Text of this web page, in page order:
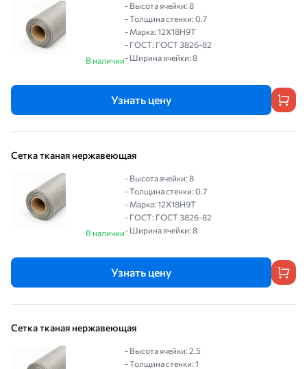
В наличии
- Высота ячейки: 8
- Толщина стенки: 0.7
- Марка: 12Х18Н9Т
- ГОСТ: ГОСТ 3826-82
- Ширина ячейки: 8
Узнать цену
Сетка тканая нержавеющая
В наличии
- Высота ячейки: 8
- Толщина стенки: 0.7
- Марка: 12Х18Н9Т
- ГОСТ: ГОСТ 3826-82
- Ширина ячейки: 8
Узнать цену
Сетка тканая нержавеющая
- Высота ячейки: 2.5
- Толщина стенки: 1